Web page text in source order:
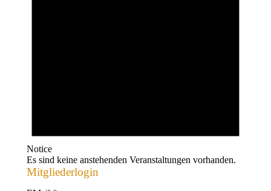
Notice
Es sind keine anstehenden Veranstaltungen vorhanden.
Mitgliederlogin